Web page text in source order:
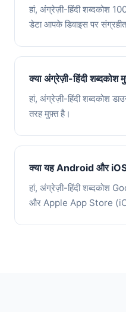
हां, अंग्रेज़ी-हिंदी शब्दकोश
डेटा आपके डिवाइस पर
क्या अंग्रेज़ी-हिंदी शब्दकोश
हां, अंग्रेज़ी-हिंदी शब्दकोश
तरह मुफ़्त है।
क्या यह Android और iOS
हां, अंग्रेज़ी-हिंदी शब्दकोश
और Apple App Store